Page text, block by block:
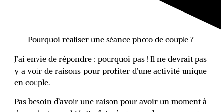
Pourquoi réaliser une séance photo de couple ?
J’ai envie de répondre : pourquoi pas ! Il ne devrait pas
y a voir de raisons pour profiter d’une activité unique
en couple.
Pas besoin d’avoir une raison pour avoir un moment à